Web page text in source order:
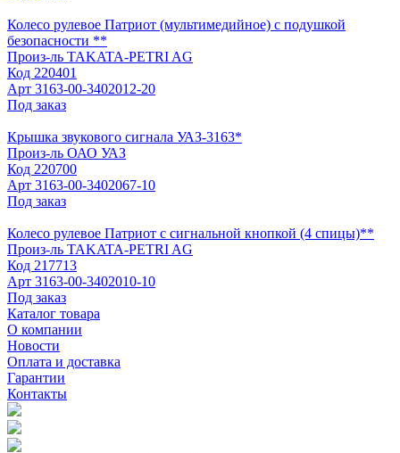
Колесо рулевое Патриот (мультимедийное) с подушкой
безопасности **
Произ-ль TAKATA-PETRI AG
Код 220401
Арт 3163-00-3402012-20
Под заказ
Крышка звукового сигнала УАЗ-3163*
Произ-ль ОАО УАЗ
Код 220700
Арт 3163-00-3402067-10
Под заказ
Колесо рулевое Патриот с сигнальной кнопкой (4 спицы)**
Произ-ль TAKATA-PETRI AG
Код 217713
Арт 3163-00-3402010-10
Под заказ
Каталог товара
О компании
Новости
Оплата и доставка
Гарантии
Контакты